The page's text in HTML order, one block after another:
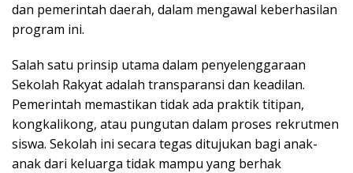
dan pemerintah daerah, dalam mengawal keberhasilan
program ini.
Salah satu prinsip utama dalam penyelenggaraan
Sekolah Rakyat adalah transparansi dan keadilan.
Pemerintah memastikan tidak ada praktik titipan,
kongkalikong, atau pungutan dalam proses rekrutmen
siswa. Sekolah ini secara tegas ditujukan bagi anak-
anak dari keluarga tidak mampu yang berhak